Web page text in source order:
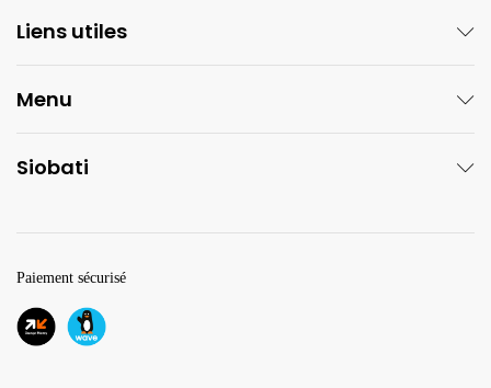
Liens utiles
Menu
Siobati
Paiement sécurisé